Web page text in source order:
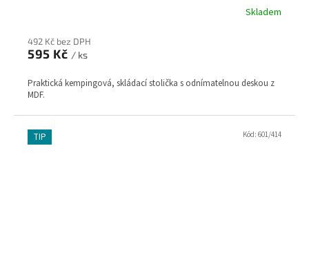
Skladem
492 Kč bez DPH
595 Kč / ks
Praktická kempingová, skládací stolička s odnímatelnou deskou z
MDF.
TIP Kód: 601/414